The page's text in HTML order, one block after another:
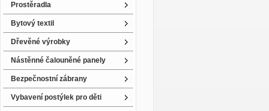
Prostěradla
Bytový textil
Dřevěné výrobky
Nástěnné čalouněné panely
Bezpečnostní zábrany
Vybavení postýlek pro děti